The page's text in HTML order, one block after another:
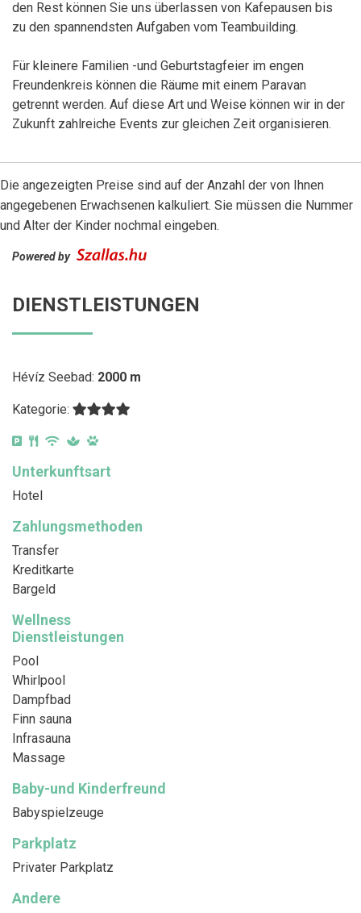
den Rest können Sie uns überlassen von Kafepausen bis
zu den spannendsten Aufgaben vom Teambuilding.
Für kleinere Familien -und Geburtstagfeier im engen
Freundenkreis können die Räume mit einem Paravan
getrennt werden. Auf diese Art und Weise können wir in der
Zukunft zahlreiche Events zur gleichen Zeit organisieren.
Die angezeigten Preise sind auf der Anzahl der von Ihnen
angegebenen Erwachsenen kalkuliert. Sie müssen die Nummer
und Alter der Kinder nochmal eingeben.
Powered by
DIENSTLEISTUNGEN
Hévíz Seebad: 2000 m
Kategorie:
Unterkunftsart
Hotel
Zahlungsmethoden
Transfer
Kreditkarte
Bargeld
Wellness
Dienstleistungen
Pool
Whirlpool
Dampfbad
Finn sauna
Infrasauna
Massage
Baby-und Kinderfreund
Babyspielzeuge
Parkplatz
Privater Parkplatz
Andere